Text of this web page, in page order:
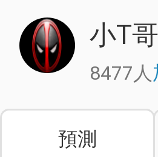
小T哥
8477人
預測